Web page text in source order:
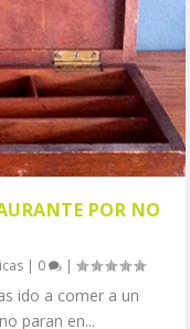
POR NO
| 0 |
ido a comer a un
paran en...